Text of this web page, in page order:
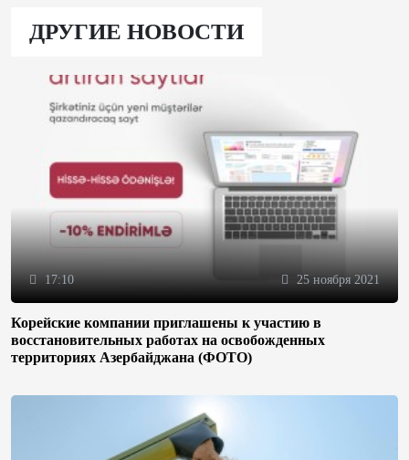
ДРУГИЕ НОВОСТИ
17:10 25 ноября 2021
Корейские компании приглашены к участию в
восстановительных работах на освобожденных
территориях Азербайджана (ФОТО)